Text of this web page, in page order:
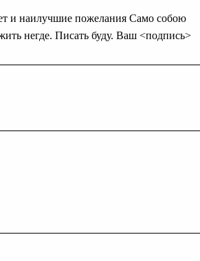
и наилучшие пожелания Само собою
негде. Писать буду. Ваш <подпись>